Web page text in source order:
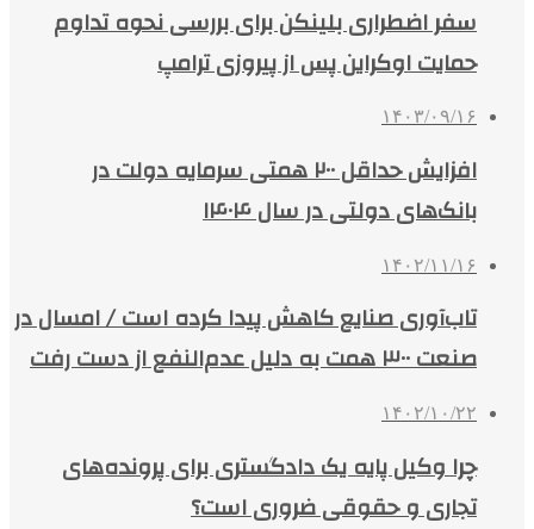
سفر اضطراری بلینکن برای بررسی نحوه تداوم
حمایت اوکراین پس از پیروزی ترامپ
۱۴۰۳/۰۹/۱۶
افزایش حداقل ۲۰۰ همتی سرمایه دولت در
بانک‌های دولتی در سال ۱۴۰۴
۱۴۰۲/۱۱/۱۶
تاب‌آوری صنایع کاهش پیدا کرده است / امسال در
صنعت ۳۰۰ همت به دلیل عدم‌النفع از دست رفت
۱۴۰۲/۱۰/۲۲
چرا وکیل پایه یک دادگستری برای پرونده‌های
تجاری و حقوقی ضروری است؟